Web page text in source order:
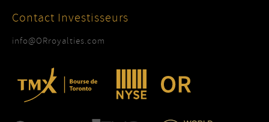
Contact Investisseurs
info@ORroyalties.com